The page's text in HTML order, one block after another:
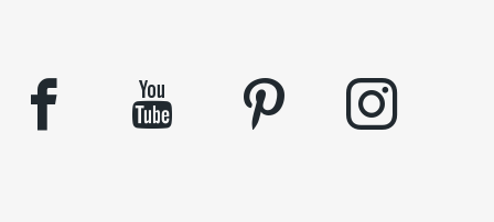
facebook youtube pinterest instagram